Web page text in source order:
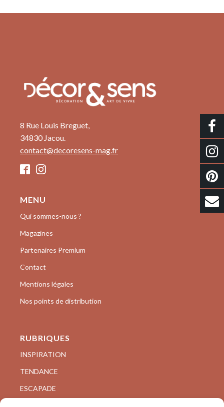
8 Rue Louis Breguet,
34830 Jacou.
contact@decoresens-mag.fr
MENU
Qui sommes-nous ?
Magazines
Partenaires Premium
Contact
Mentions légales
Nos points de distribution
RUBRIQUES
INSPIRATION
TENDANCE
ESCAPADE